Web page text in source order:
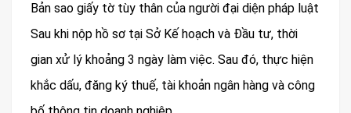
Bản sao giấy tờ tùy thân của người đại diện pháp luật
Sau khi nộp hồ sơ tại Sở Kế hoạch và Đầu tư, thời
gian xử lý khoảng 3 ngày làm việc. Sau đó, thực hiện
khắc dấu, đăng ký thuế, tài khoản ngân hàng và công